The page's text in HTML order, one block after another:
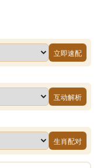
立即速配
互动解析
生肖配对